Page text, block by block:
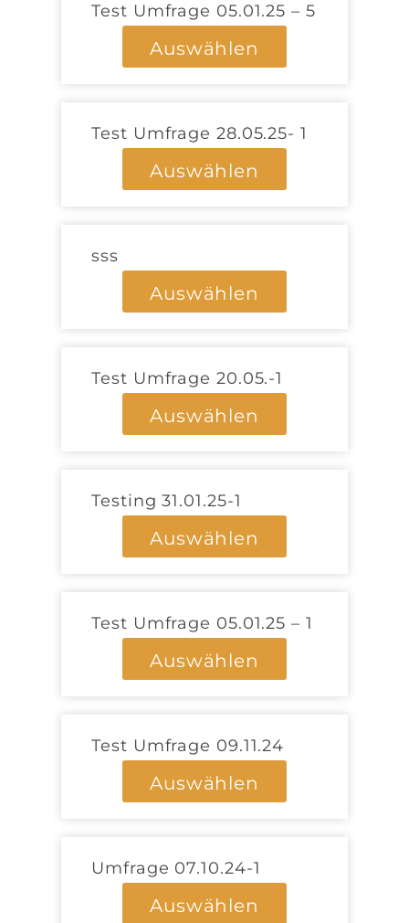
Test Umfrage 05.01.25 – 5
Auswählen
Test Umfrage 28.05.25- 1
Auswählen
sss
Auswählen
Test Umfrage 20.05.-1
Auswählen
Testing 31.01.25-1
Auswählen
Test Umfrage 05.01.25 – 1
Auswählen
Test Umfrage 09.11.24
Auswählen
Umfrage 07.10.24-1
Auswählen